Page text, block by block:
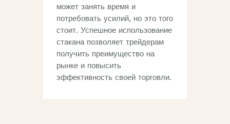
может занять время и
потребовать усилий‚ но это того
стоит. Успешное использование
стакана позволяет трейдерам
получить преимущество на
рынке и повысить
эффективность своей торговли.